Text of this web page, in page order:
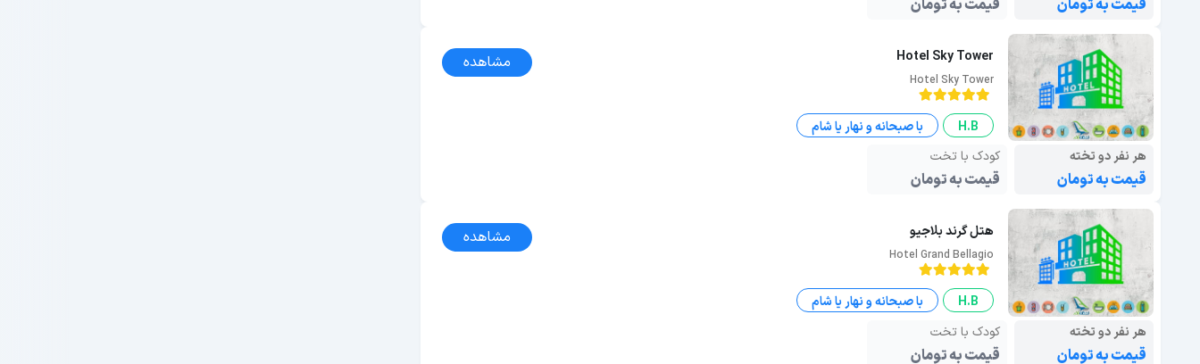
قیمت به تومان قیمت به تومان
Hotel Sky Tower
Hotel Sky Tower
مشاهده
H.B
با صبحانه و نهار یا شام
هر نفر دو تخته
قیمت به تومان
کودک با تخت
قیمت به تومان
هتل گرند بلاجیو
Hotel Grand Bellagio
مشاهده
H.B
با صبحانه و نهار یا شام
هر نفر دو تخته
قیمت به تومان
کودک با تخت
قیمت به تومان